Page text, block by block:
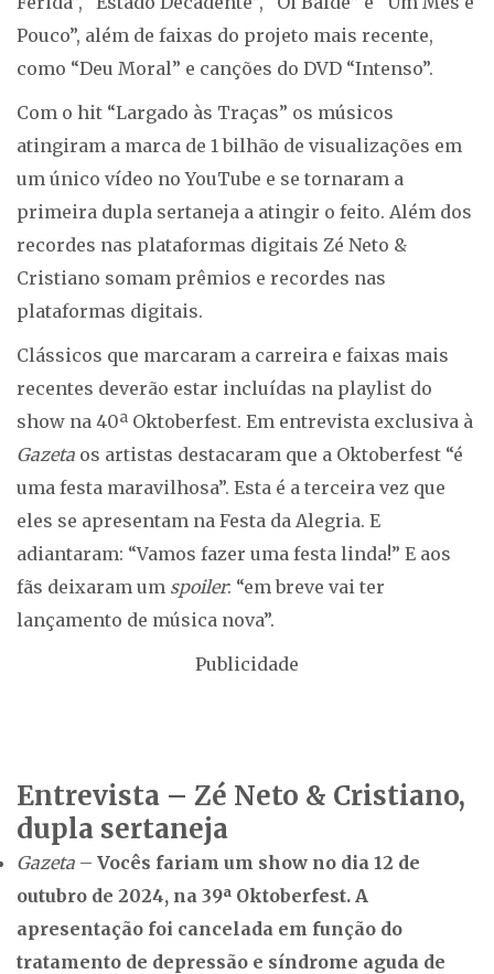
Pouco”, além de faixas do projeto mais recente,
como “Deu Moral” e canções do DVD “Intenso”.
Com o hit “Largado às Traças” os músicos
atingiram a marca de 1 bilhão de visualizações em
um único vídeo no YouTube e se tornaram a
primeira dupla sertaneja a atingir o feito. Além dos
recordes nas plataformas digitais Zé Neto &
Cristiano somam prêmios e recordes nas
plataformas digitais.
Clássicos que marcaram a carreira e faixas mais
recentes deverão estar incluídas na playlist do
show na 40ª Oktoberfest. Em entrevista exclusiva à
Gazeta os artistas destacaram que a Oktoberfest “é
uma festa maravilhosa”. Esta é a terceira vez que
eles se apresentam na Festa da Alegria. E
adiantaram: “Vamos fazer uma festa linda!” E aos
fãs deixaram um spoiler: “em breve vai ter
lançamento de música nova”.
Publicidade
Entrevista – Zé Neto & Cristiano,
dupla sertaneja
Gazeta – Vocês fariam um show no dia 12 de
outubro de 2024, na 39ª Oktoberfest. A
apresentação foi cancelada em função do
tratamento de depressão e síndrome aguda de